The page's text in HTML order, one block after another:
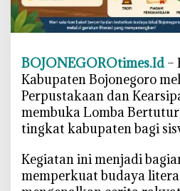
n
o
r
o
R
e
m
i
BOJONEGOROtimes.Id –
Kabupaten Bojonegoro
Perpustakaan dan
membuka Lomba
tingkat kabupaten bagi
‎Kegiatan ini menjadi
memperkuat budaya